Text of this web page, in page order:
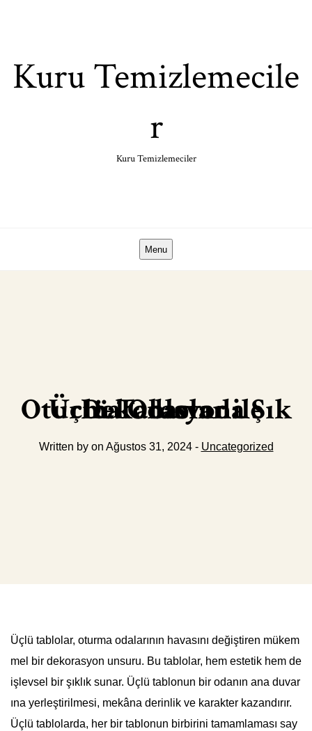
Kuru Temizlemecile
r
Kuru Temizlemeciler
Menu
Üçlü Tablolar ile Oturma Odasında Şık Dekorasyon
Written by on Ağustos 31, 2024 - Uncategorized
Üçlü tablolar, oturma odalarının havasını değiştiren mükem
mel bir dekorasyon unsuru. Bu tablolar, hem estetik hem de
işlevsel bir şıklık sunar. Üçlü tablonun bir odanın ana duvar
ına yerleştirilmesi, mekâna derinlik ve karakter kazandırır.
Üçlü tablolarda, her bir tablonun birbirini tamamlaması say